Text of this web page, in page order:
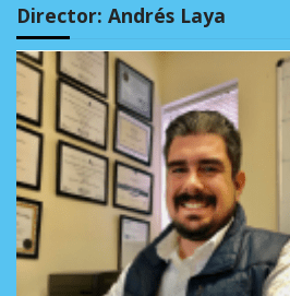
Director: Andrés Laya